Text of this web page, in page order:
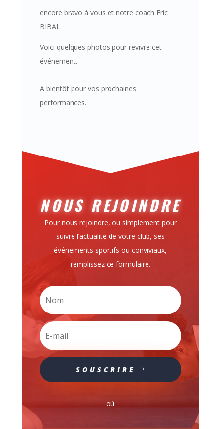
encore bravo à vous et notre coach Eric
BIBAL
Voici quelques photos pour revivre cet
événement.
A bientôt pour vos prochaines
performances.
NOUS REJOINDRE
Pour nous rejoindre, ou simplement pour
suivre l’actualité de votre club, ses
événements sportifs ou conviviaux,
remplissez ce formulaire.
SOUSCRIRE
où